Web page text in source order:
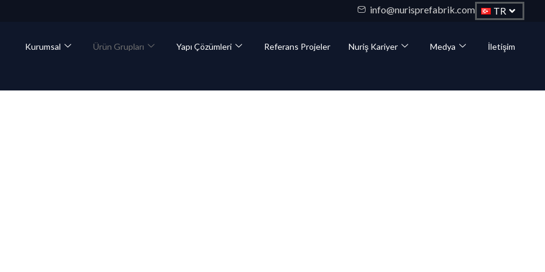
info@nurisprefabrik.com TR
Kurumsal Ürün Grupları Yapı Çözümleri Referans Projeler Nuriş Kariyer Medya İletişim